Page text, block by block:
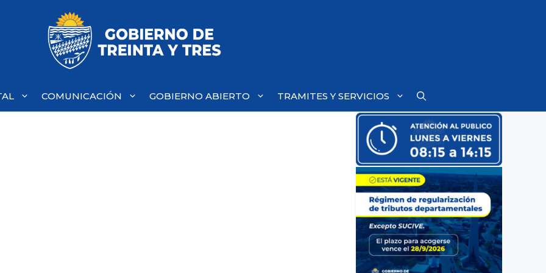
COMUNICACIÓN GOBIERNO ABIERTO TRAMITES Y SERVICIOS